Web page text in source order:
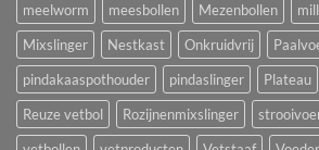
meelworm
meesbollen Mezenbollen
Mixslinger
Nestkast Onkruidvrij
pindakaaspothouder
pindaslinger Plateau
Reuze vetbol
Rozijnenmixslinger